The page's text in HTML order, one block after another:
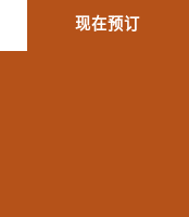
现在预订